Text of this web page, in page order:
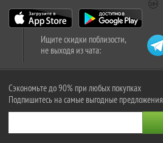
Ищите скидки поблизости,
не выходя из чата:
Сэкономьте до 90% при любых покупках
Подпишитесь на самые выгодные предложения